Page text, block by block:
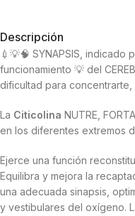
Descripción
💉💡🧠 SYNAPSIS, indicado
funcionamiento 💡 del
dificultad para
La Citicolina NUTRE,
en los diferentes extremos
Ejerce una función
Equilibra y mejora la
una adecuada sinapsis,
y vestibulares del oxígeno.